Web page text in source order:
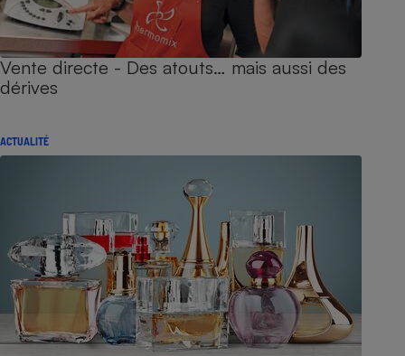
Vente directe - Des atouts… mais aussi des
dérives
ACTUALITÉ